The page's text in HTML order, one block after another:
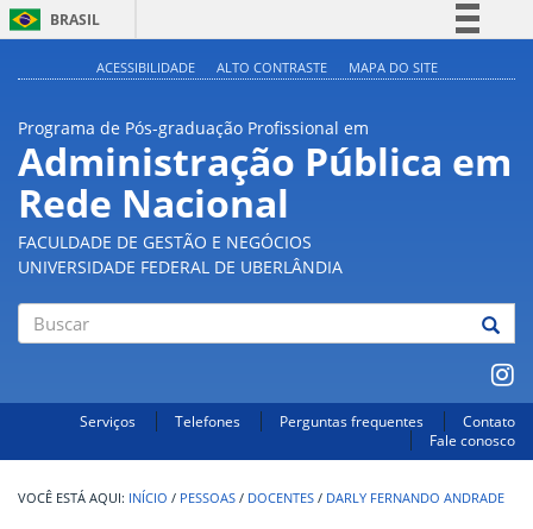
BRASIL
Participe
Acesso à informação
ACESSIBILIDADE ALTO CONTRASTE MAPA DO SITE
Programa de Pós-graduação Profissional em
Administração Pública em
Rede Nacional
FACULDADE DE GESTÃO E NEGÓCIOS
UNIVERSIDADE FEDERAL DE UBERLÂNDIA
Serviços Telefones Perguntas frequentes
Contato
Fale conosco
INÍCIO / PESSOAS / DOCENTES / DARLY FERNANDO ANDRADE